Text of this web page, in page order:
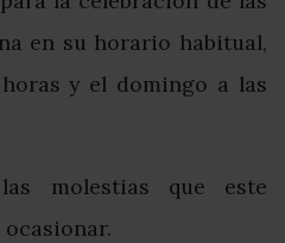
en su horario habitual,
y el domingo a las
molestias que este